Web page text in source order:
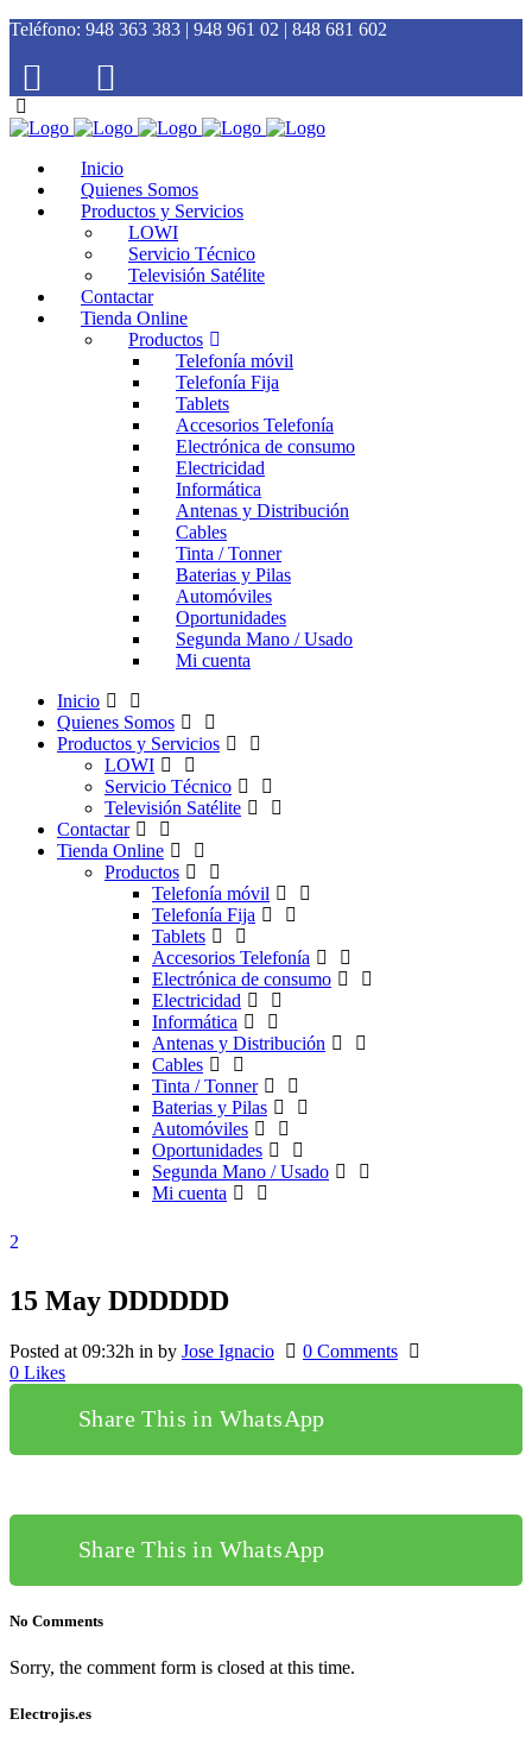
Teléfono: 948 363 383 | 948 961 02 | 848 681 602
Inicio
Quienes Somos
Productos y Servicios
LOWI
Servicio Técnico
Televisión Satélite
Contactar
Tienda Online
Productos
Telefonía móvil
Telefonía Fija
Tablets
Accesorios Telefonía
Electrónica de consumo
Electricidad
Informática
Antenas y Distribución
Cables
Tinta / Tonner
Baterias y Pilas
Automóviles
Oportunidades
Segunda Mano / Usado
Mi cuenta
Inicio
Quienes Somos
Productos y Servicios
LOWI
Servicio Técnico
Televisión Satélite
Contactar
Tienda Online
Productos
Telefonía móvil
Telefonía Fija
Tablets
Accesorios Telefonía
Electrónica de consumo
Electricidad
Informática
Antenas y Distribución
Cables
Tinta / Tonner
Baterias y Pilas
Automóviles
Oportunidades
Segunda Mano / Usado
Mi cuenta
15 May DDDDDD
Posted at 09:32h in by Jose Ignacio
0 Comments
0 Likes
Share This in WhatsApp
Share This in WhatsApp
No Comments
Sorry, the comment form is closed at this time.
Electrojis.es